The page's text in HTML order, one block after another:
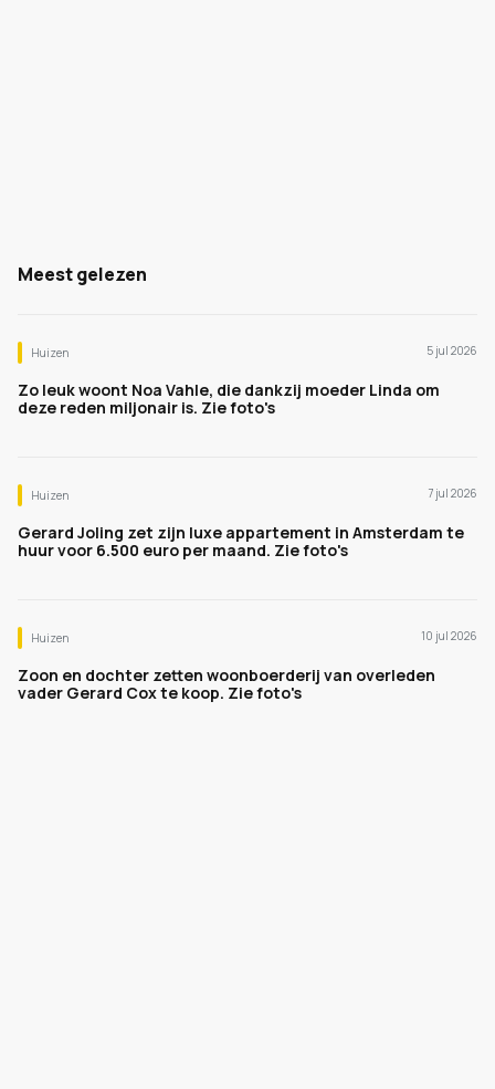
Meest gelezen
Huizen 5 jul 2026
Zo leuk woont Noa Vahle, die dankzij moeder Linda om
deze reden miljonair is. Zie foto's
Huizen 7 jul 2026
Gerard Joling zet zijn luxe appartement in Amsterdam te
huur voor 6.500 euro per maand. Zie foto's
Huizen 10 jul 2026
Zoon en dochter zetten woonboerderij van overleden
vader Gerard Cox te koop. Zie foto's